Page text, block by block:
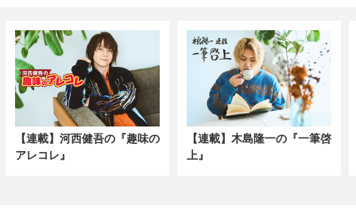
【連載】河西健吾の『趣味の
アレコレ』
【連載】木島隆一の『一筆啓
上』